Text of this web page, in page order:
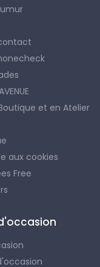
et en Atelier
aux cookies
Free